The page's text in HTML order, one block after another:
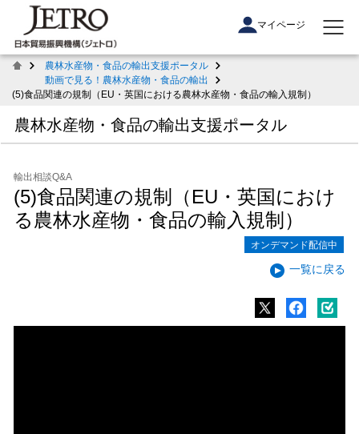
マイページ
農林水産物・食品の輸出支援ポータル
動画で見る！農林水産物・食品の輸出
(5)食品関連の規制（EU・英国における農林水産物・食品の輸入規制）
農林水産物・食品の輸出支援ポータル
輸出相談Q&A
(5)食品関連の規制（EU・英国におけ
る農林水産物・食品の輸入規制）
オンデマンド配信中
一覧に戻る